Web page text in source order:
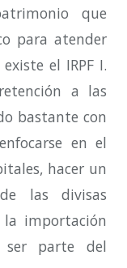
que
para atender
el IRPF I.
a las
bastante con
en el
hacer un
las divisas
la importación
ser parte del